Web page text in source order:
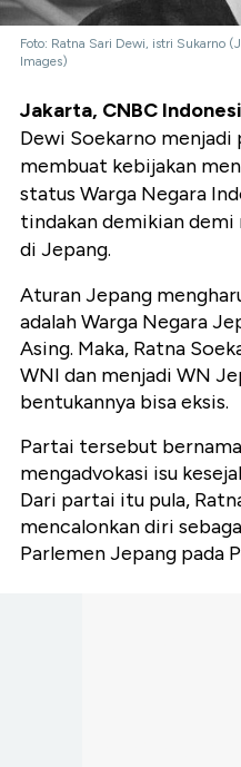
Foto: Ratna Sari Dewi, istri Sukarno
Images)
Jakarta, CNBC
Dewi Soekarno menjadi
membuat kebijakan
status Warga Negara
tindakan demikian
di Jepang.
Aturan Jepang
adalah Warga Negara
Asing. Maka, Ratna
WNI dan menjadi WN
bentukannya bisa eksis.
Partai tersebut
mengadvokasi isu
Dari partai itu pula,
mencalonkan diri
Parlemen Jepang pada